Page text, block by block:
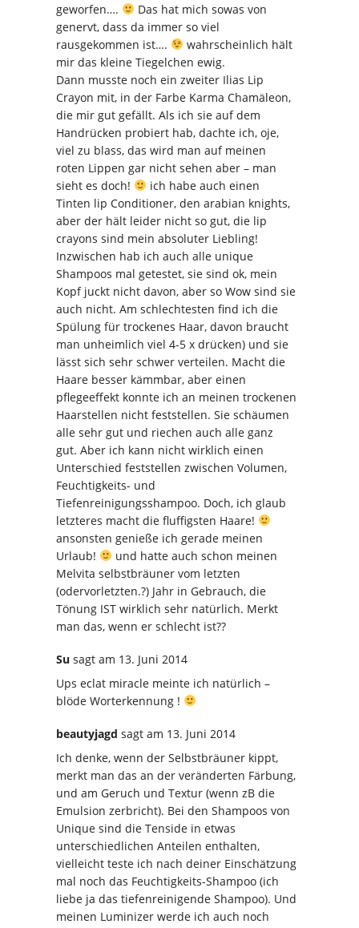
geworfen….
Das hat mich sowas von
genervt, dass da immer so viel
rausgekommen ist….
wahrscheinlich hält
mir das kleine Tiegelchen ewig.
Dann musste noch ein zweiter Ilias Lip
Crayon mit, in der Farbe Karma Chamäleon,
die mir gut gefällt. Als ich sie auf dem
Handrücken probiert hab, dachte ich, oje,
viel zu blass, das wird man auf meinen
roten Lippen gar nicht sehen aber – man
sieht es doch!
ich habe auch einen
Tinten lip Conditioner, den arabian knights,
aber der hält leider nicht so gut, die lip
crayons sind mein absoluter Liebling!
Inzwischen hab ich auch alle unique
Shampoos mal getestet, sie sind ok, mein
Kopf juckt nicht davon, aber so Wow sind sie
auch nicht. Am schlechtesten find ich die
Spülung für trockenes Haar, davon braucht
man unheimlich viel 4-5 x drücken) und sie
lässt sich sehr schwer verteilen. Macht die
Haare besser kämmbar, aber einen
pflegeeffekt konnte ich an meinen trockenen
Haarstellen nicht feststellen. Sie schäumen
alle sehr gut und riechen auch alle ganz
gut. Aber ich kann nicht wirklich einen
Unterschied feststellen zwischen Volumen,
Feuchtigkeits- und
Tiefenreinigungsshampoo. Doch, ich glaub
letzteres macht die fluffigsten Haare!
ansonsten genieße ich gerade meinen
Urlaub!
und hatte auch schon meinen
Melvita selbstbräuner vom letzten
(odervorletzten.?) Jahr in Gebrauch, die
Tönung IST wirklich sehr natürlich. Merkt
man das, wenn er schlecht ist??
Su sagt am 13. Juni 2014
Ups eclat miracle meinte ich natürlich –
blöde Worterkennung !
beautyjagd sagt am 13. Juni 2014
Ich denke, wenn der Selbstbräuner kippt,
merkt man das an der veränderten Färbung,
und am Geruch und Textur (wenn zB die
Emulsion zerbricht). Bei den Shampoos von
Unique sind die Tenside in etwas
unterschiedlichen Anteilen enthalten,
vielleicht teste ich nach deiner Einschätzung
mal noch das Feuchtigkeits-Shampoo (ich
liebe ja das tiefenreinigende Shampoo). Und
meinen Luminizer werde ich auch noch